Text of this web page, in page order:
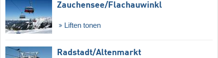
Zauchensee/​Flachauwinkl
Liften tonen
Radstadt/​Altenmarkt